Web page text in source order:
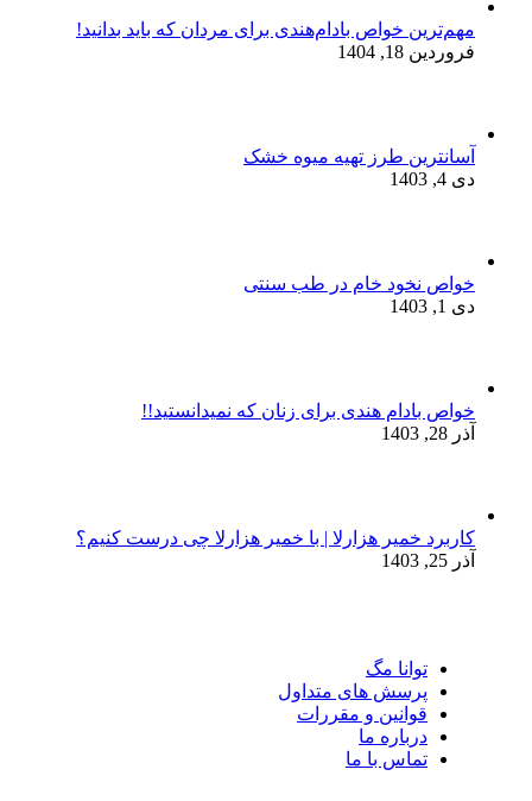
مهم‌ترین خواص بادام‌هندی برای مردان که باید بدانید!
فروردین 18, 1404
آسانترین طرز تهیه میوه خشک
دی 4, 1403
خواص نخود خام در طب سنتی
دی 1, 1403
خواص بادام هندی برای زنان که نمیدانستید!!
آذر 28, 1403
کاربرد خمیر هزارلا | با خمیر هزارلا چی درست کنیم؟
آذر 25, 1403
توانا مگ
پرسش های متداول
قوانین و مقررات
درباره ما
تماس با ما